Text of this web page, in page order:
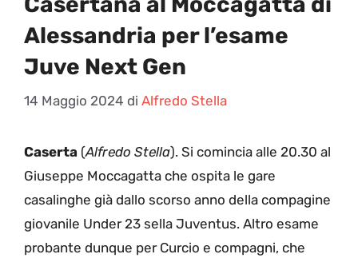
Alessandria per l’esame
Juve Next Gen
14 Maggio 2024 di Alfredo Stella
Caserta (Alfredo Stella). Si comincia alle 20.30 al
Giuseppe Moccagatta che ospita le gare
casalinghe già dallo scorso anno della compagine
giovanile Under 23 sella Juventus. Altro esame
probante dunque per Curcio e compagni, che